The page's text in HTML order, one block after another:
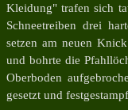
Kleidung" trafen sich
Schneetreiben drei
setzen am neuen
und bohrte die
Oberboden
gesetzt und